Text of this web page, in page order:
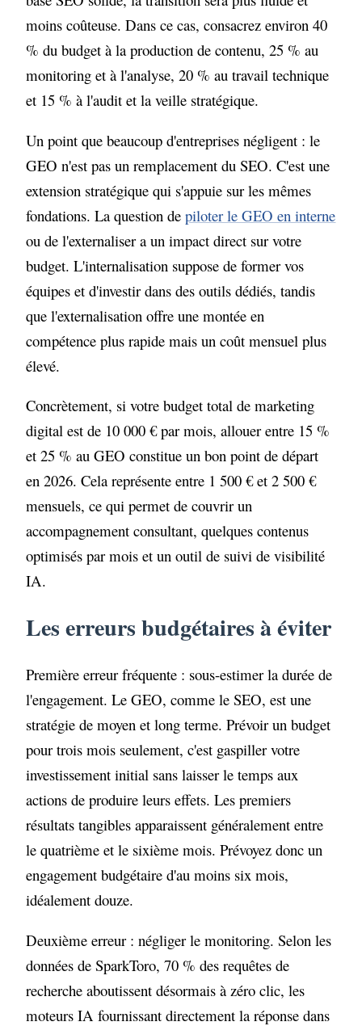
moins coûteuse. Dans ce cas, consacrez environ 40
% du budget à la production de contenu, 25 % au
monitoring et à l'analyse, 20 % au travail technique
et 15 % à l'audit et la veille stratégique.
Un point que beaucoup d'entreprises négligent : le
GEO n'est pas un remplacement du SEO. C'est une
extension stratégique qui s'appuie sur les mêmes
fondations. La question depiloter le GEO en interne
ou de l'externaliser a un impact direct sur votre
budget. L'internalisation suppose de former vos
équipes et d'investir dans des outils dédiés, tandis
que l'externalisation offre une montée en
compétence plus rapide mais un coût mensuel plus
élevé.
Concrètement, si votre budget total de marketing
digital est de 10 000 € par mois, allouer entre 15 %
et 25 % au GEO constitue un bon point de départ
en 2026. Cela représente entre 1 500 € et 2 500 €
mensuels, ce qui permet de couvrir un
accompagnement consultant, quelques contenus
optimisés par mois et un outil de suivi de visibilité
IA.
Les erreurs budgétaires à éviter
Première erreur fréquente : sous-estimer la durée de
l'engagement. Le GEO, comme le SEO, est une
stratégie de moyen et long terme. Prévoir un budget
pour trois mois seulement, c'est gaspiller votre
investissement initial sans laisser le temps aux
actions de produire leurs effets. Les premiers
résultats tangibles apparaissent généralement entre
le quatrième et le sixième mois. Prévoyez donc un
engagement budgétaire d'au moins six mois,
idéalement douze.
Deuxième erreur : négliger le monitoring. Selon les
données de SparkToro, 70 % des requêtes de
recherche aboutissent désormais à zéro clic, les
moteurs IA fournissant directement la réponse dans